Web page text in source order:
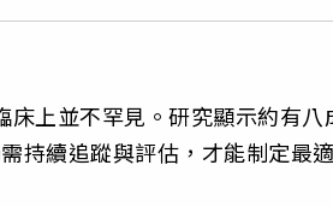
上並不罕見。研究顯示約有八
持續追蹤與評估，才能制定最